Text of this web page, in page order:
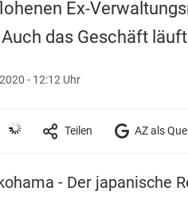
Ex-
das Geschäft
- 12:12 Uhr
Teilen AZ als
- Der japanische